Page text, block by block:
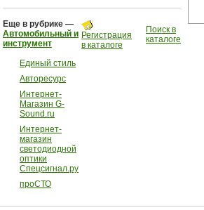
Еще в рубрике —
Автомобильный и
инструмент
Единый стиль
Авторесурс
Интернет-
Магазин G-
Sound.ru
Интернет-
магазин
светодиодной
оптики
Спецсигнал.ру
проСТО
Регистрация
в каталоге
Поиск в
каталоге